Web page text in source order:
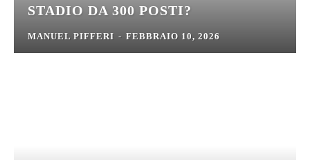
STADIO DA 300 POSTI?
MANUEL PIFFERI - FEBBRAIO 10, 2026